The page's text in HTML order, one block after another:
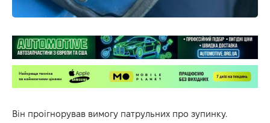
Він проігнорував вимогу патрульних про зупинку.